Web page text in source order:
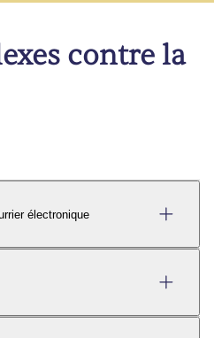
contre la
électronique